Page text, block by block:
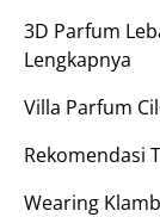
3D Parfum
Lengkapnya
Villa Parfum
Rekomendasi
Wearing